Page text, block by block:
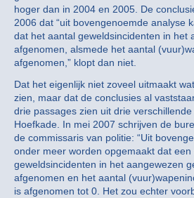
hoger dan in 2004 en 2005. De
2006 dat “uit bovengenoemde analyse
dat het aantal geweldsincidenten in het
afgenomen, alsmede het aantal
afgenomen,” klopt dan niet.
Dat het eigenlijk niet zoveel uitmaakt
zien, maar dat de conclusies al
drie passages zien uit drie
Hoefkade. In mei 2007 schrijven de
de commissaris van politie: “Uit
onder meer worden opgemaakt dat een
geweldsincidenten in het aangewezen
afgenomen en het aantal
is afgenomen tot 0. Het zou echter